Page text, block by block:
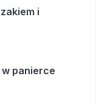
i
w panierce